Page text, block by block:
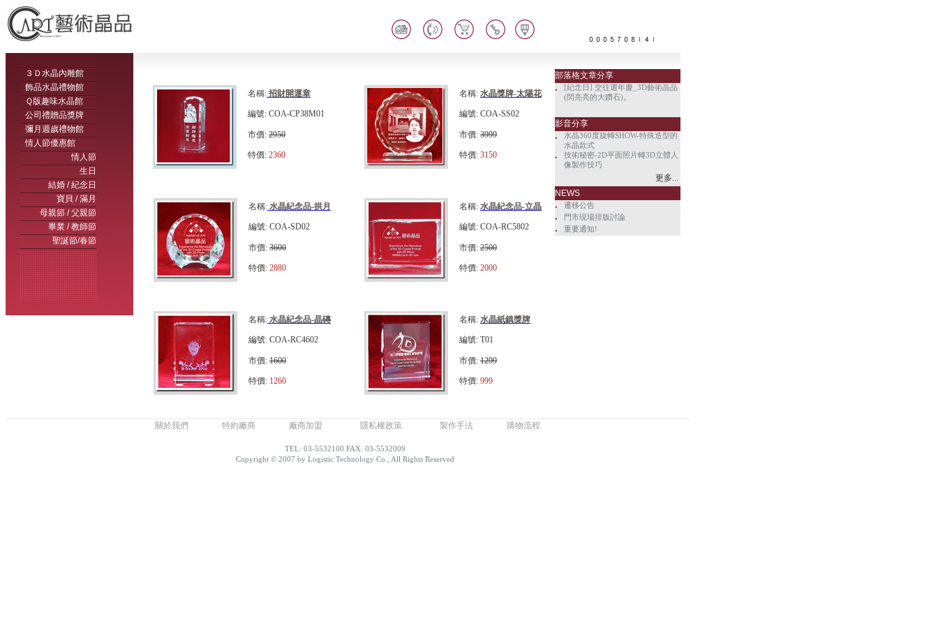
３Ｄ水晶內雕館
飾品水晶禮物館
Ｑ版趣味水晶館
公司禮贈品獎牌
彌月週歲禮物館
情人節優惠館
情人節
生日
結婚 / 紀念日
寶貝 / 滿月
母親節 / 父親節
畢業 / 教師節
聖誕節/春節
名稱: 招財開運章
編號: COA-CP38M01
市價: 2950
特價: 2360
名稱: 水晶獎牌-太陽花
編號: COA-SS02
市價: 3999
特價: 3150
名稱: 水晶紀念品-拱月
編號: COA-SD02
市價: 3600
特價: 2880
名稱: 水晶紀念品-立晶
編號: COA-RC5802
市價: 2500
特價: 2000
名稱: 水晶紀念品-晶磚
編號: COA-RC4602
市價: 1600
特價: 1260
名稱: 水晶紙鎮獎牌
編號: T01
市價: 1299
特價: 999
部落格文章分享
‧
[紀念日].交往週年慶_3D藝術晶品
(閃亮亮的大鑽石)。
影音分享
‧
水晶360度旋轉SHOW-特殊造型的
水晶款式
‧
技術秘密-2D平面照片轉3D立體人
像製作技巧
更多...
NEWS
‧
遷移公告
‧ 門市現場排版討論
‧ 重要通知!
關於我們 特約廠商 廠商加盟 隱私權政策 製作手法 購物流程
TEL: 03-5532100 FAX: 03-5532009
Copyright © 2007 by Logistic Technology Co., All Rights Reserved